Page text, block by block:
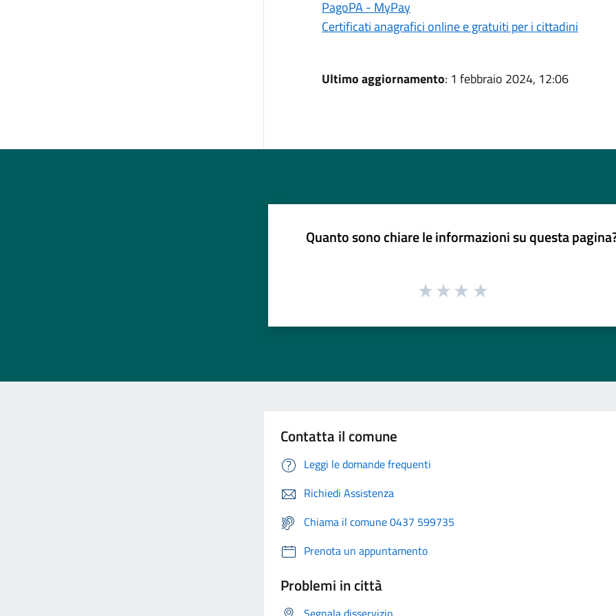
PagoPA - MyPay
Certificati anagrafici online e gratuiti per i cittadini
Ultimo aggiornamento: 1 febbraio 2024, 12:06
Quanto sono chiare le informazioni su questa
Contatta il comune
Leggi le domande frequenti
Richiedi Assistenza
Chiama il comune 0437 599735
Prenota un appuntamento
Problemi in città